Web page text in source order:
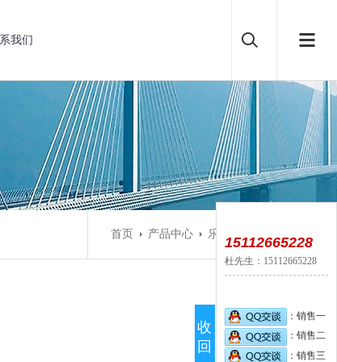
我们
首页 产品中心 乐橙摄像机
收
回
15112665228
杜先生：15112665228
：销售一
：销售二
：销售三